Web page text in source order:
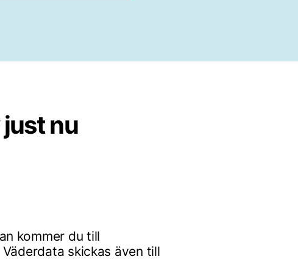
nu
kommer du till
skickas även till